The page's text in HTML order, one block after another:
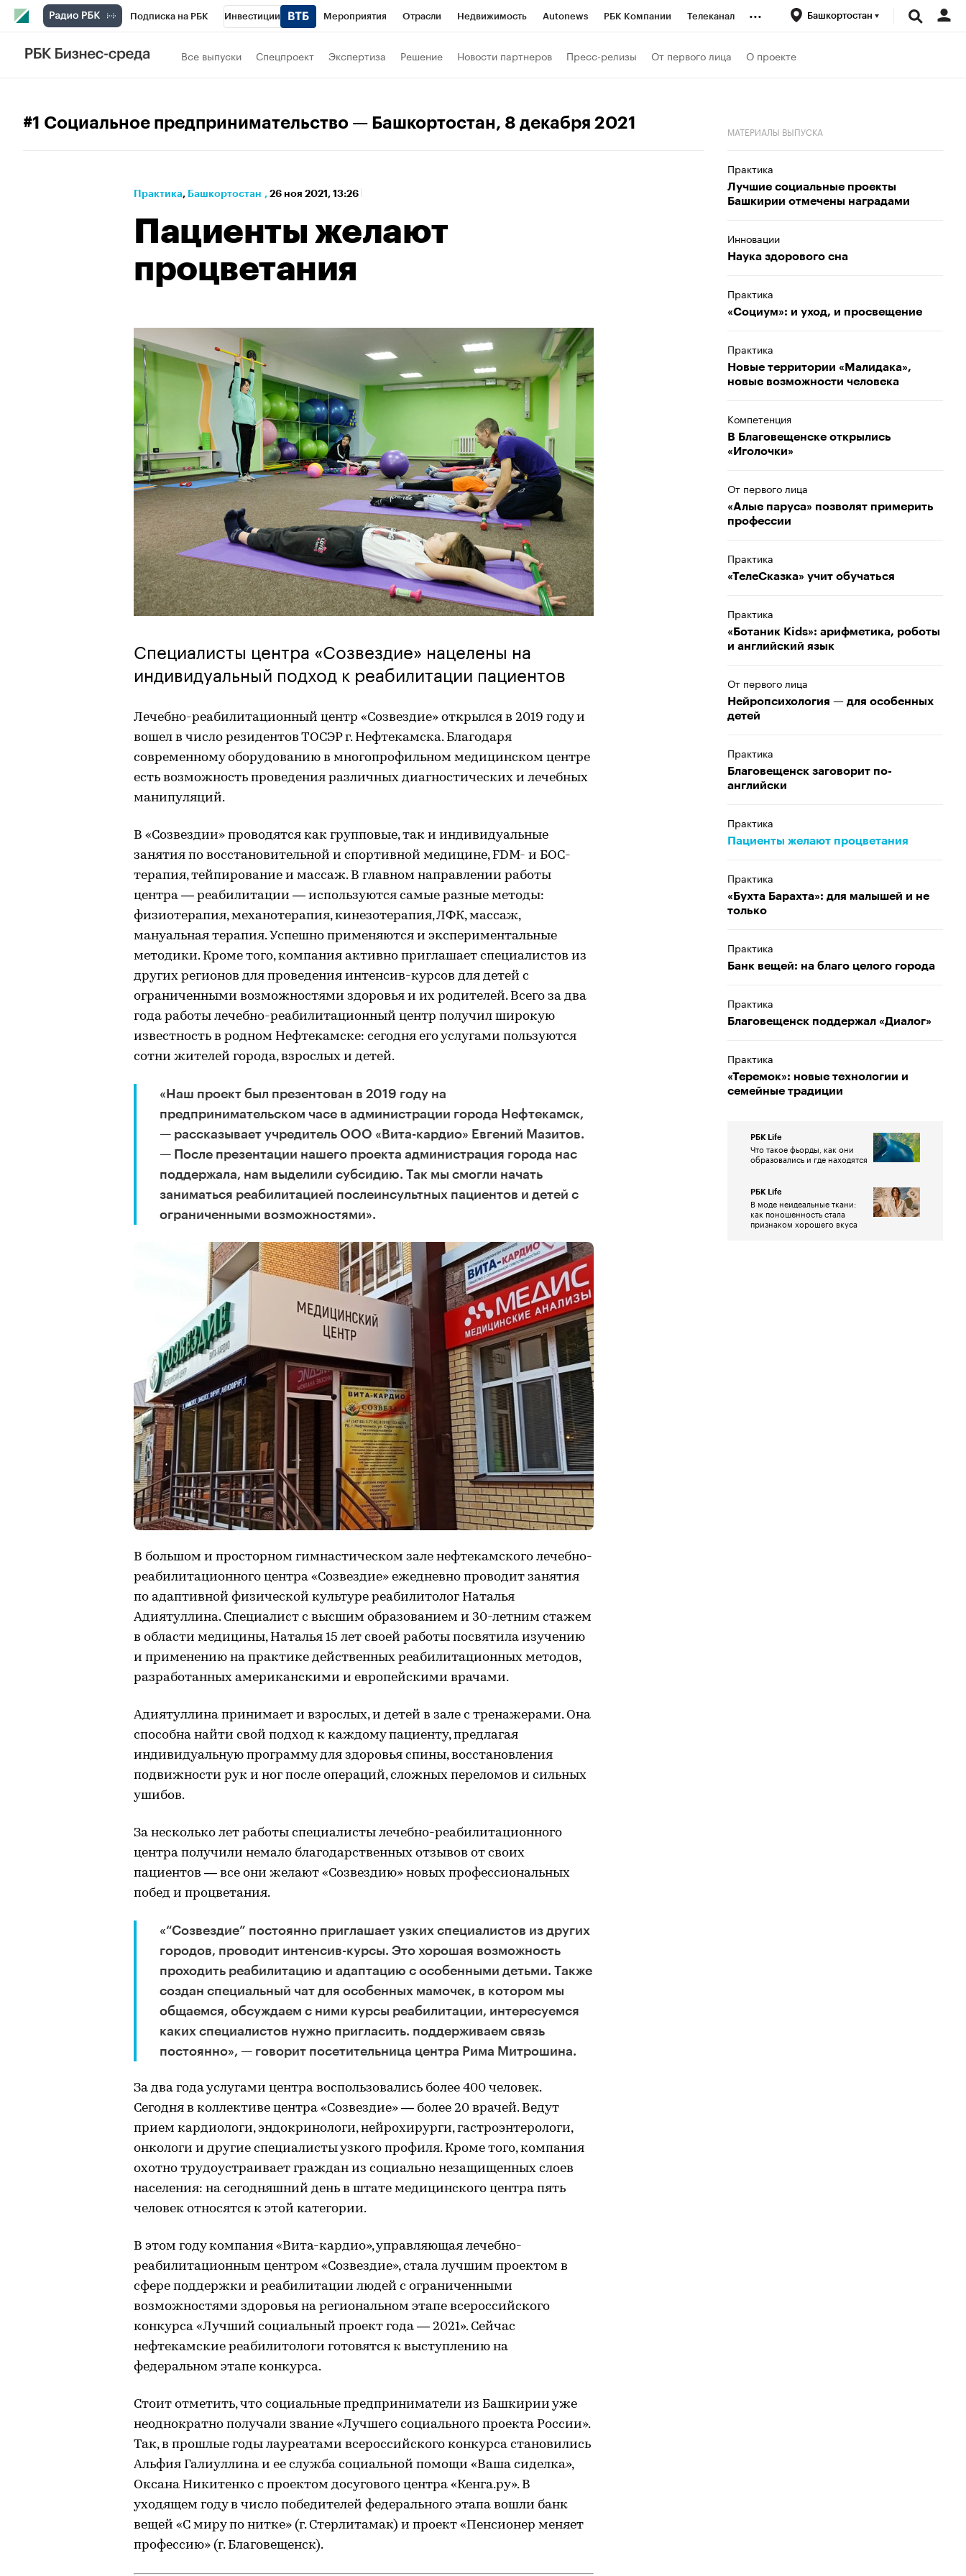
Подписка на РБК Инвестиции Мероприятия Отрасли Недвижимость Autonews РБК Компании Телеканал
РБК Вино
Спецпроекты
... Башкортостан
Все выпуски Спецпроект Экспертиза Решение Новости партнеров Пресс-релизы От первого лица О проекте
#1 Социальное предпринимательство — Башкортостан, 8 декабря 2021
Практика⁠, Башкортостан , 26 ноя 2021, 13:26
Пациенты желают
процветания
Специалисты центра «Созвездие» нацелены на
индивидуальный подход к реабилитации пациентов
Лечебно-реабилитационный центр «Созвездие» открылся в 2019 году и
вошел в число резидентов ТОСЭР г. Нефтекамска. Благодаря
современному оборудованию в многопрофильном медицинском центре
есть возможность проведения различных диагностических и лечебных
манипуляций.
В «Созвездии» проводятся как групповые, так и индивидуальные
занятия по восстановительной и спортивной медицине, FDM- и БОС-
терапия, тейпирование и массаж. В главном направлении работы
центра — реабилитации — используются самые разные методы:
физиотерапия, механотерапия, кинезотерапия, ЛФК, массаж,
мануальная терапия. Успешно применяются и экспериментальные
методики. Кроме того, компания активно приглашает специалистов из
других регионов для проведения интенсив-курсов для детей с
ограниченными возможностями здоровья и их родителей. Всего за два
года работы лечебно-реабилитационный центр получил широкую
известность в родном Нефтекамске: сегодня его услугами пользуются
сотни жителей города, взрослых и детей.
«Наш проект был презентован в 2019 году на
предпринимательском часе в администрации города Нефтекамск,
— рассказывает учредитель ООО «Вита-кардио» Евгений Мазитов.
— После презентации нашего проекта администрация города нас
поддержала, нам выделили субсидию. Так мы смогли начать
заниматься реабилитацией послеинсультных пациентов и детей с
ограниченными возможностями».
В большом и просторном гимнастическом зале нефтекамского лечебно-
реабилитационного центра «Созвездие» ежедневно проводит занятия
по адаптивной физической культуре реабилитолог Наталья
Адиятуллина. Специалист с высшим образованием и 30-летним стажем
в области медицины, Наталья 15 лет своей работы посвятила изучению
и применению на практике действенных реабилитационных методов,
разработанных американскими и европейскими врачами.
Адиятуллина принимает и взрослых, и детей в зале с тренажерами. Она
способна найти свой подход к каждому пациенту, предлагая
индивидуальную программу для здоровья спины, восстановления
подвижности рук и ног после операций, сложных переломов и сильных
ушибов.
За несколько лет работы специалисты лечебно-реабилитационного
центра получили немало благодарственных отзывов от своих
пациентов — все они желают «Созвездию» новых профессиональных
побед и процветания.
«“Созвездие” постоянно приглашает узких специалистов из других
городов, проводит интенсив-курсы. Это хорошая возможность
проходить реабилитацию и адаптацию с особенными детьми. Также
создан специальный чат для особенных мамочек, в котором мы
общаемся, обсуждаем с ними курсы реабилитации, интересуемся
каких специалистов нужно пригласить. поддерживаем связь
постоянно», — говорит посетительница центра Рима Митрошина.
За два года услугами центра воспользовались более 400 человек.
Сегодня в коллективе центра «Созвездие» — более 20 врачей. Ведут
прием кардиологи, эндокринологи, нейрохирурги, гастроэнтерологи,
онкологи и другие специалисты узкого профиля. Кроме того, компания
охотно трудоустраивает граждан из социально незащищенных слоев
населения: на сегодняшний день в штате медицинского центра пять
человек относятся к этой категории.
В этом году компания «Вита-кардио», управляющая лечебно-
реабилитационным центром «Созвездие», стала лучшим проектом в
сфере поддержки и реабилитации людей с ограниченными
возможностями здоровья на региональном этапе всероссийского
конкурса «Лучший социальный проект года — 2021». Сейчас
нефтекамские реабилитологи готовятся к выступлению на
федеральном этапе конкурса.
Стоит отметить, что социальные предприниматели из Башкирии уже
неоднократно получали звание «Лучшего социального проекта России».
Так, в прошлые годы лауреатами всероссийского конкурса становились
Альфия Галиуллина и ее служба социальной помощи «Ваша сиделка»,
Оксана Никитенко с проектом досугового центра «Кенга.ру». В
уходящем году в число победителей федерального этапа вошли банк
вещей «С миру по нитке» (г. Стерлитамак) и проект «Пенсионер меняет
профессию» (г. Благовещенск).
МАТЕРИАЛЫ ВЫПУСКА
Практика
Лучшие социальные проекты
Башкирии отмечены наградами
Инновации
Наука здорового сна
Практика
«Социум»: и уход, и просвещение
Практика
Новые территории «Малидака»,
новые возможности человека
Компетенция
В Благовещенске открылись
«Иголочки»
От первого лица
«Алые паруса» позволят примерить
профессии
Практика
«ТелеСказка» учит обучаться
Практика
«Ботаник Kids»: арифметика, роботы
и английский язык
От первого лица
Нейропсихология — для особенных
детей
Практика
Благовещенск заговорит по-
английски
Практика
Пациенты желают процветания
Практика
«Бухта Барахта»: для малышей и не
только
Практика
Банк вещей: на благо целого города
Практика
Благовещенск поддержал «Диалог»
Практика
«Теремок»: новые технологии и
семейные традиции
РБК Life
Что такое фьорды, как они
образовались и где находятся
РБК Life
В моде неидеальные ткани:
как поношенность стала
признаком хорошего вкуса